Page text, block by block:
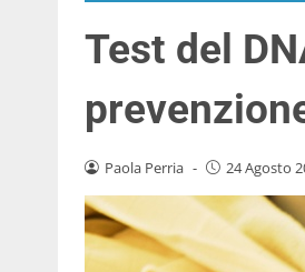
Test del
Paola Perria - 24 Agosto